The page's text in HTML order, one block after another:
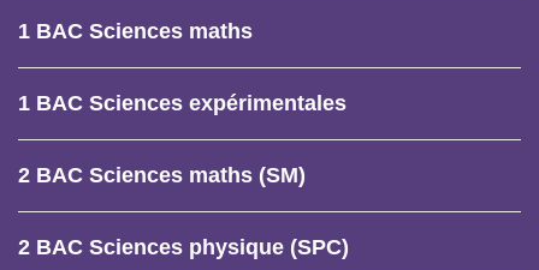
1 BAC Sciences maths
1 BAC Sciences expérimentales
2 BAC Sciences maths (SM)
2 BAC Sciences physique (SPC)